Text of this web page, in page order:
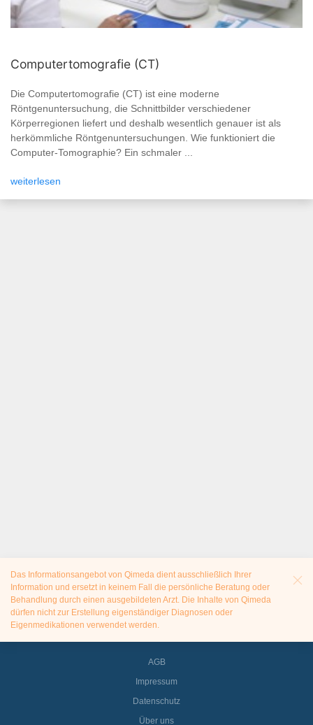
Computertomografie (CT)
Die Computertomografie (CT) ist eine moderne
Röntgenuntersuchung, die Schnittbilder verschiedener
Körperregionen liefert und deshalb wesentlich genauer ist als
herkömmliche Röntgenuntersuchungen. Wie funktioniert die
Computer-Tomographie? Ein schmaler ...
weiterlesen
Das Informationsangebot von Qimeda dient ausschließlich Ihrer
Information und ersetzt in keinem Fall die persönliche Beratung oder
Behandlung durch einen ausgebildeten Arzt. Die Inhalte von Qimeda
dürfen nicht zur Erstellung eigenständiger Diagnosen oder
Eigenmedikationen verwendet werden.
AGB
Impressum
Datenschutz
Über uns